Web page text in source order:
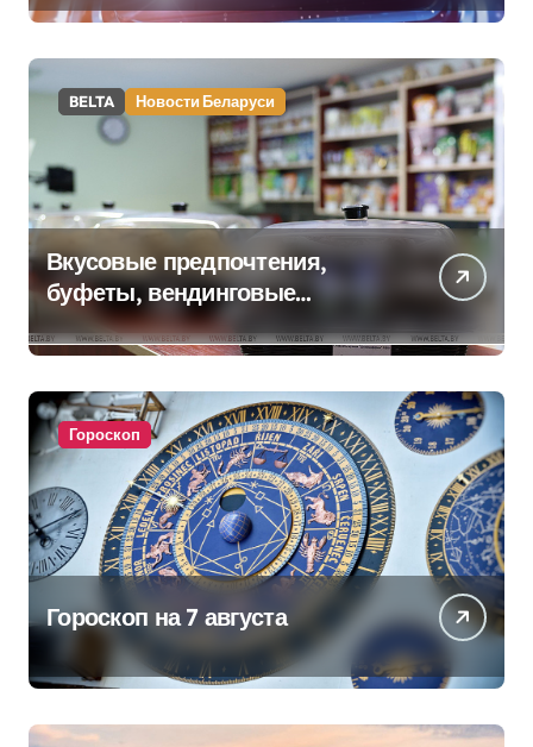
BELTA Новости Беларуси
Вкусовые предпочтения,
буфеты, вендинговые
аппараты. Минобразования об
изменениях в школьном
питании
Гороскоп
Гороскоп на 7 августа